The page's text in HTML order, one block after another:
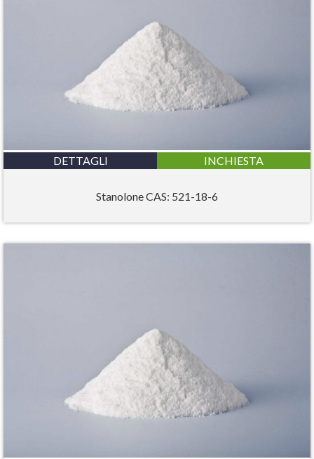
DETTAGLI INCHIESTA
Stanolone CAS: 521-18-6